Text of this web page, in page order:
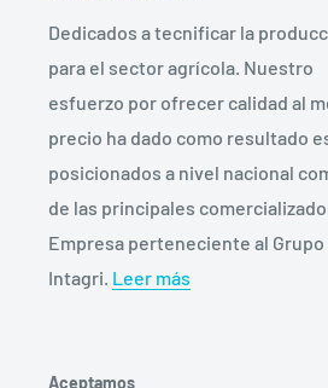
Dedicados a tecnificar la
para el sector agrícola. Nuestro
esfuerzo por ofrecer calidad al
precio ha dado como resultado
posicionados a nivel nacional
de las principales
Empresa perteneciente al Grupo
Intagri. Leer más
Aceptamos